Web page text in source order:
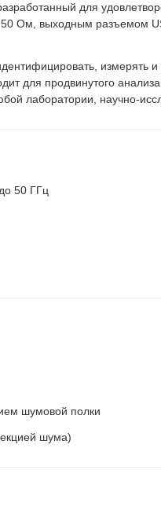
для
Ом, выходным разъемом
измерять
для продвинутого
лаборатории, научно-
50 ГГц
шумовой полки
шума)